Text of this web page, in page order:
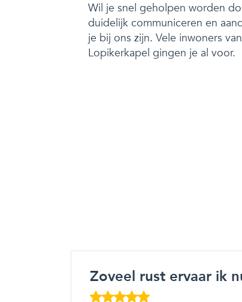
Wil je snel geholpen worden
duidelijk communiceren en
je bij ons zijn. Vele inwoners
Lopikerkapel gingen je al voor.
Zoveel rust ervaar ik